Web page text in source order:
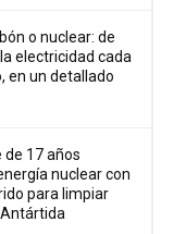
o nuclear: de
electricidad cada
en un detallado
17 años
nuclear con
para limpiar